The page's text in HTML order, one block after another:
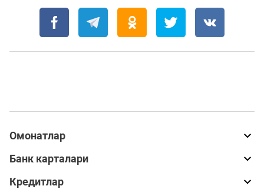
Омонатлар
Банк карталари
Кредитлар